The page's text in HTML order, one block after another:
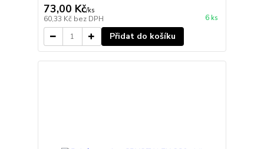
73,00 Kč/ks
60,33 Kč bez DPH 6 ks
Přidat do košíku